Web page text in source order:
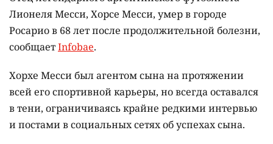
Лионеля Месси, Хорсе Месси, умер в городе
Росарио в 68 лет после продолжительной болезни,
сообщаетInfobae.
Хорхе Месси был агентом сына на протяжении
всей его спортивной карьеры, но всегда оставался
в тени, ограничиваясь крайне редкими интервью
и постами в социальных сетях об успехах сына.